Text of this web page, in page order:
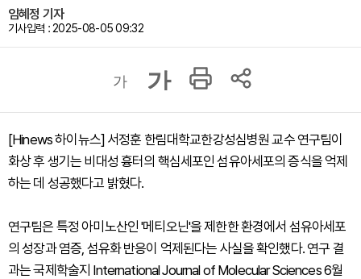
임혜정 기자
기사입력 : 2025-08-05 09:32
가 가
[Hinews 하이뉴스] 서정훈 한림대학교한강성심병원 교수 연구팀이
화상 후 생기는 비대성 흉터의 핵심세포인 섬유아세포의 증식을 억제
하는 데 성공했다고 밝혔다.
연구팀은 특정 아미노산인 '메티오닌'을 제한한 환경에서 섬유아세포
의 성장과 염증, 섬유화 반응이 억제된다는 사실을 확인했다. 연구 결
과는 국제학술지 International Journal of Molecular Sciences 6월